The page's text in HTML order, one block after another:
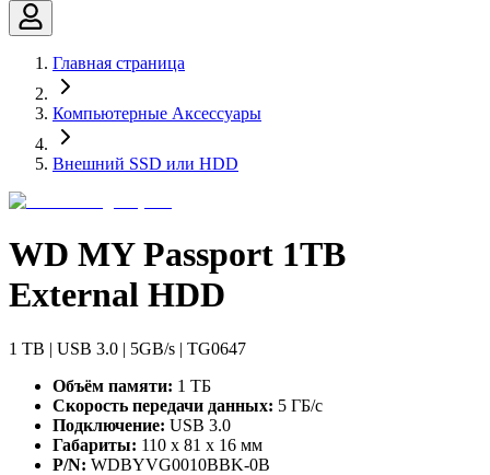
Главная страница
Компьютерные Аксессуары
Внешний SSD или HDD
WD MY Passport 1TB
External HDD
1 TB | USB 3.0 | 5GB/s | TG0647
Объём памяти: 1 ТБ
Скорость передачи данных: 5 ГБ/с
Подключение: USB 3.0
Габариты: 110 x 81 x 16 мм
P/N: WDBYVG0010BBK-0B